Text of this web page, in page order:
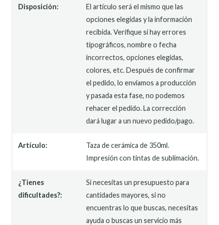
Disposición:
El artículo será el mismo que las
opciones elegidas y la información
recibida. Verifique si hay errores
tipográficos, nombre o fecha
incorrectos, opciones elegidas,
colores, etc. Después de confirmar
el pedido, lo enviamos a producción
y pasada esta fase, no podemos
rehacer el pedido. La corrección
dará lugar a un nuevo pedido/pago.
Artículo:
Taza de cerámica de 350ml.
Impresión con tintas de sublimación.
¿Tienes
dificultades?:
Si necesitas un presupuesto para
cantidades mayores, si no
encuentras lo que buscas, necesitas
ayuda o buscas un servicio más